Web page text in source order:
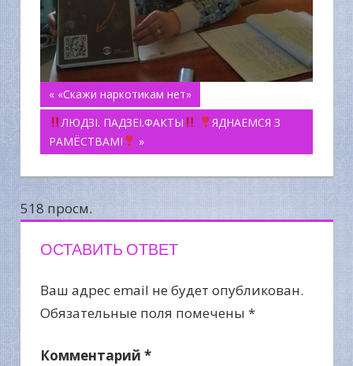
Навигация
по
« «Скажи наркотикам нет»
ЛЮДЗІ. ПАДЗЕІ.ФАКТЫ
ЯДНАЕМСЯ З
РАМЁСТВАМІ
»
518 просм.
ОСТАВИТЬ ОТВЕТ
Ваш адрес email не будет опубликован.
Обязательные поля помечены *
Комментарий *